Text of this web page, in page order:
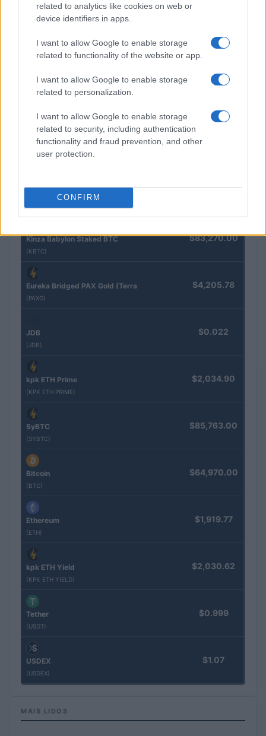
related to analytics like cookies on web or
device identifiers in apps.
I want to allow Google to enable storage
related to functionality of the website or app.
I want to allow Google to enable storage
related to personalization.
I want to allow Google to enable storage
related to security, including authentication
functionality and fraud prevention, and other
user protection.
CONFIRM
Rendimentos de R$ 10 mil em diferentes investimentos com a
Selic a 14%
Bruno Costa · 7 ago 2026
Kinza Babylon Staked BTC
(KBTC)
$83,270.00
Eureka Bridged PAX Gold (Terra
(PAXG)
$4,205.78
JDB
(JDB)
$0.022
kpk ETH Prime
(KPK ETH PRIME)
$2,034.90
SyBTC
(SYBTC)
$85,763.00
Bitcoin
(BTC)
$64,970.00
Ethereum
(ETH)
$1,919.77
kpk ETH Yield
(KPK ETH YIELD)
$2,030.62
Tether
(USDT)
$0.999
USDEX
(USDEX)
$1.07
MAIS LIDOS